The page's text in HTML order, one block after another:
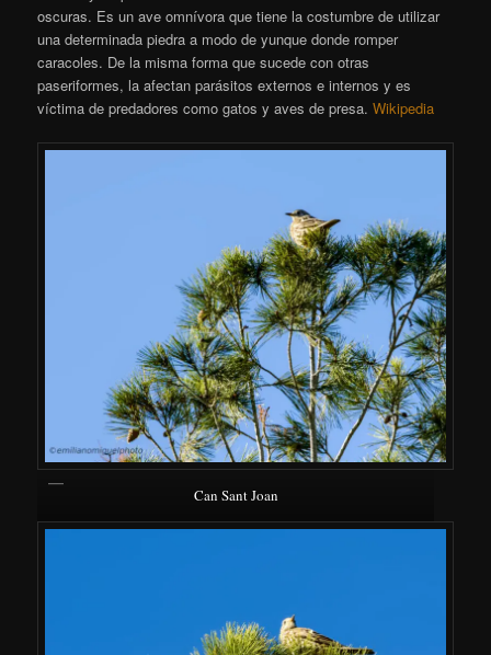
oscuras. Es un ave omnívora que tiene la costumbre de utilizar
una determinada piedra a modo de yunque donde romper
caracoles. De la misma forma que sucede con otras
paseriformes, la afectan parásitos externos e internos y es
víctima de predadores como gatos y aves de presa.Wikipedia
Can Sant Joan